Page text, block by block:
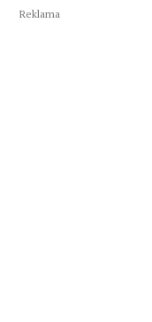
Reklama